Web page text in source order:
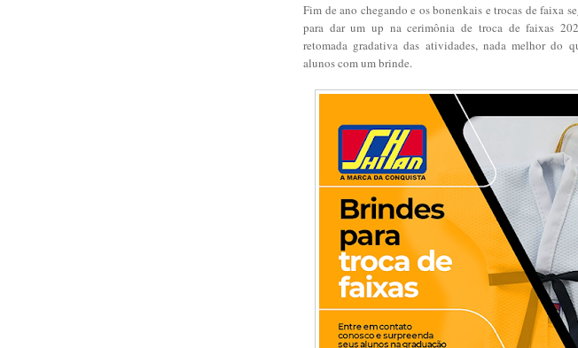
Fim de ano chegando e os bonenkais e trocas de faixa
para dar um up na cerimônia de troca de faixas
retomada gradativa das atividades, nada melhor do
alunos com um brinde.